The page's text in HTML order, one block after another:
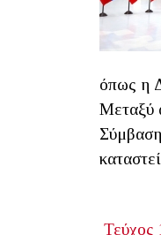
όπως η
Μεταξύ
Τεύχος